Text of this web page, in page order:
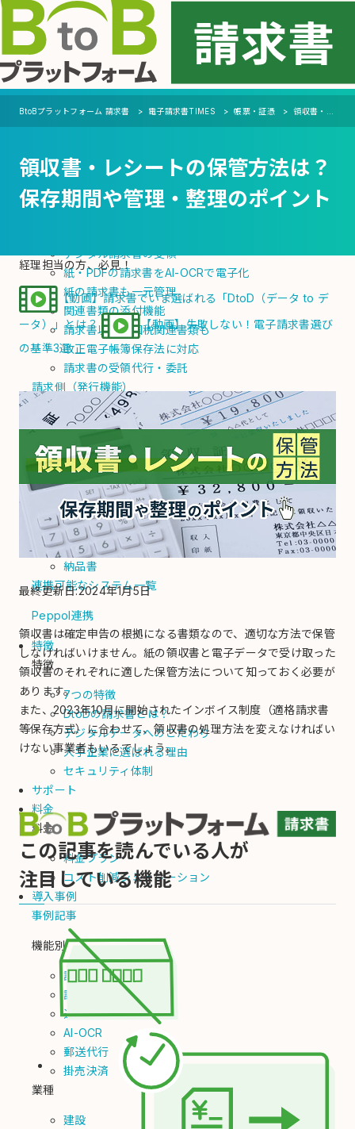
MENU
機能
支払側（受取機能）
自動化
会計ソフト・システムへの連携を自動化
支払通知書の電子化・自動発行
デジタル請求書の受領
紙・PDFの請求書をAI-OCRで電子化
紙の請求書も一元管理
関連書類の添付機能
請求書以外の国税関連書類も
改正電子帳簿保存法に対応
請求書の受領代行・委託
請求側（発行機能）
自動化
請求書を自動発行
PDF請求書をメール送信
郵送代行
入金消込/督促
債権回収代行
電子化
納品書
連携可能なシステム一覧
Peppol連携
特徴
特徴
7つの特徴
DtoDの請求書とは？
デジタルデータへのこだわり
大手企業に選ばれる理由
セキュリティ体制
サポート
料金
料金
料金プラン
コスト削減シミュレーション
導入事例
事例記事
機能別
請求書（発行）
請求書（受取）
通知書
AI-OCR
郵送代行
掛売決済
業種
建設
BtoBプラットフォーム 請求書 電子請求書TIMES 帳票・証憑 領収書・レシートの保管方法は？保存期間や管理・整理のポイント
領収書・レシートの保管方法は？
保存期間や管理・整理のポイント
経理担当の方、必見！
【動画】請求書でいま選ばれる「DtoD（データ to デ
ータ）」とは？
【動画】失敗しない！電子請求書選び
の基準3選
最終更新日:2024年1月5日
領収書は確定申告の根拠になる書類なので、適切な方法で保管
しなければいけません。紙の領収書と電子データで受け取った
領収書のそれぞれに適した保管方法について知っておく必要が
あります。
また、2023年10月に開始されたインボイス制度（適格請求書
等保存方式）に合わせて、領収書の処理方法を変えなければい
けない事業者もいるでしょう。
この記事を読んでいる人が
注目している機能